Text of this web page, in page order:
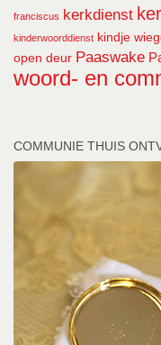
franciscus kerkdienst
kinderwoorddienst kindje
open deur Paaswake
woord- en
COMMUNIE THUIS